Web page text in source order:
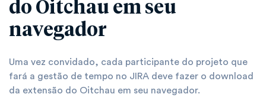
do Oitchau em seu
navegador
Uma vez convidado, cada participante do projeto que
fará a gestão de tempo no JIRA deve fazer o download
da extensão do Oitchau em seu navegador.